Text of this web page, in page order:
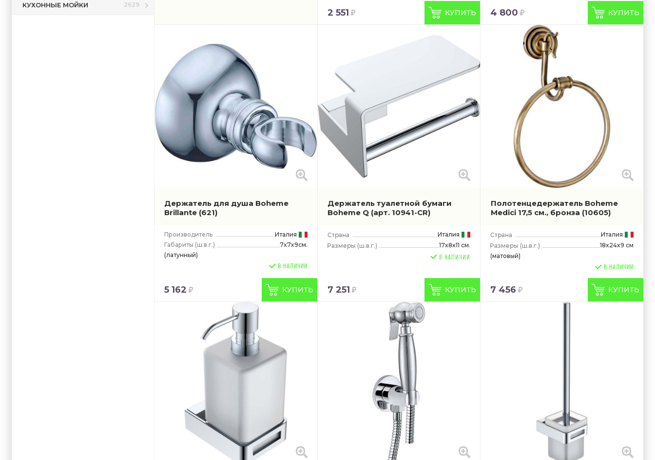
КУХОННЫЕ МОЙКИ 2629
2 551 КУПИТЬ 4 800 КУПИТЬ
Держатель для душа Boheme
Brillante (621)
Производитель
Италия
Габариты (ш.в.г.)
7x7x9см.
(латунный)
В НАЛИЧИИ
5 162 КУПИТЬ
Держатель туалетной бумаги
Boheme Q (арт. 10941-CR)
Италия
(ш.в.г.)
17x8x11 см.
7 251 КУПИТЬ
Полотенцедержатель Boheme
Medici 17,5 см., бронза (10605)
Италия
(ш.в.г.)
18x24x9 см
(матовый)
В НАЛИЧИИ
7 456 КУПИТЬ